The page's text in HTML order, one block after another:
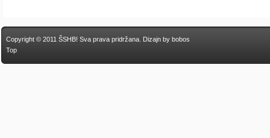
Copyright © 2011 ŠSHB! Sva prava pridržana. Dizajn by bobos
Top